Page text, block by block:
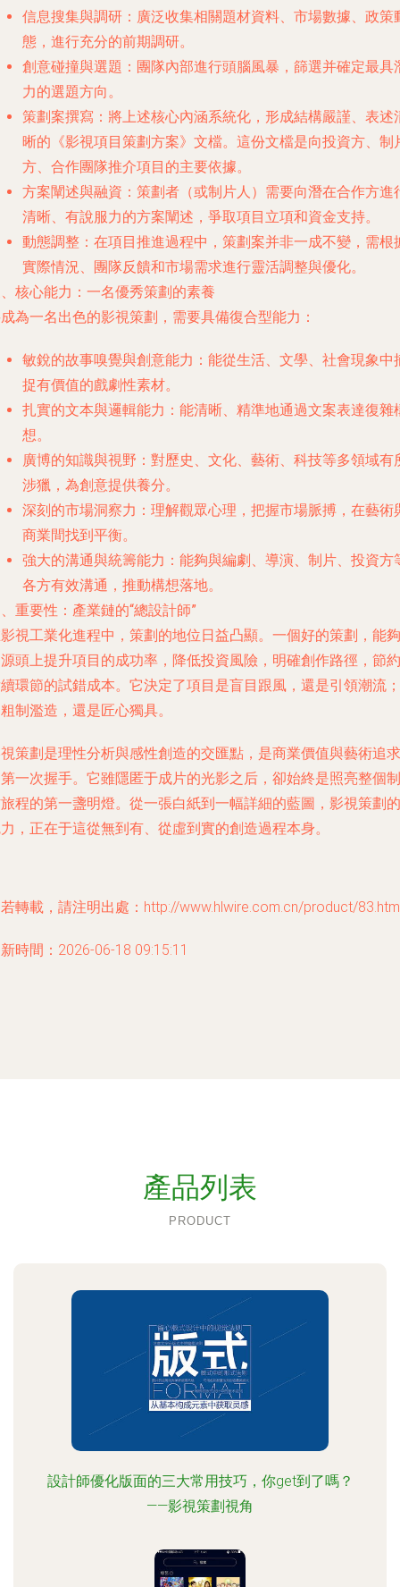
信息搜集與調研 ：廣泛收集相關題材資料、市場數據、政策
態，進行充分的前期調研。
創意碰撞與選題 ：團隊內部進行頭腦風暴，篩選并確定最具
力的選題方向。
策劃案撰寫 ：將上述核心內涵系統化，形成結構嚴謹、表述
晰的《影視項目策劃方案》文檔。這份文檔是向投資方、制
方、合作團隊推介項目的主要依據。
方案闡述與融資 ：策劃者（或制片人）需要向潛在合作方進
清晰、有說服力的方案闡述，爭取項目立項和資金支持。
動態調整 ：在項目推進過程中，策劃案并非一成不變，需根
實際情況、團隊反饋和市場需求進行靈活調整與優化。
核心能力：一名優秀策劃的素養
為一名出色的影視策劃，需要具備復合型能力：
敏銳的故事嗅覺與創意能力 ：能從生活、文學、社會現象中
捉有價值的戲劇性素材。
扎實的文本與邏輯能力 ：能清晰、精準地通過文案表達復雜
想。
廣博的知識與視野 ：對歷史、文化、藝術、科技等多領域有
涉獵，為創意提供養分。
深刻的市場洞察力 ：理解觀眾心理，把握市場脈搏，在藝術
商業間找到平衡。
強大的溝通與統籌能力 ：能夠與編劇、導演、制片、投資方
各方有效溝通，推動構想落地。
重要性：產業鏈的“總設計師”
視工業化進程中，策劃的地位日益凸顯。一個好的策劃，能夠
頭上提升項目的成功率，降低投資風險，明確創作路徑，節約
環節的試錯成本。它決定了項目是盲目跟風，還是引領潮流；
制濫造，還是匠心獨具。
策劃是理性分析與感性創造的交匯點，是商業價值與藝術追求
一次握手。它雖隱匿于成片的光影之后，卻始終是照亮整個制
程的第一盞明燈。從一張白紙到一幅詳細的藍圖，影視策劃的
，正在于這從無到有、從虛到實的創造過程本身。
轉載，請注明出處：http://www.hlwire.com.cn/product/
時間：2026-06-18 09:15:11
產品列表
PRODUCT
設計師優化版面的三大常用技巧，你get到了嗎？
——影視策劃視角